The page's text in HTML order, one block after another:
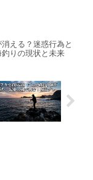
える？迷惑行為と
りの現状と未来